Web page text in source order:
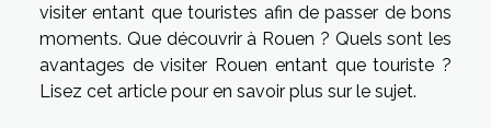
visiter entant que touristes afin de passer de bons
moments. Que découvrir à Rouen ? Quels sont les
avantages de visiter Rouen entant que touriste ?
Lisez cet article pour en savoir plus sur le sujet.